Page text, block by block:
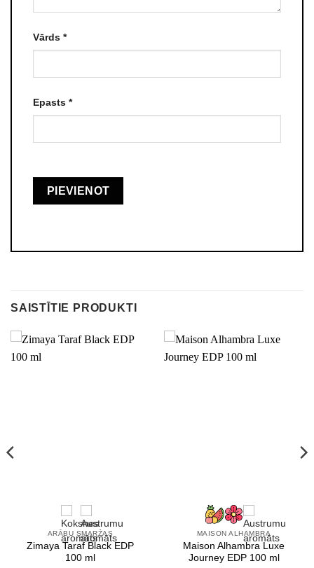
Vārds *
Epasts *
SAISTĪTIE PRODUKTI
ARĀBU SMARŽAS
Zimaya Taraf Black EDP
100 ml
MAISON ALHAMBRA
Maison Alhambra Luxe
Journey EDP 100 ml